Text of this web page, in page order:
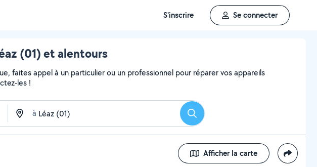
S'inscrire Se connecter
(01) et alentours
faites appel à un particulier ou un professionnel pour réparer vos appareils
les !
à Rechercher
Afficher la carte